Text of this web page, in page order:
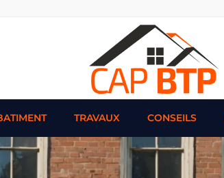
TRAVAUX CONSEILS